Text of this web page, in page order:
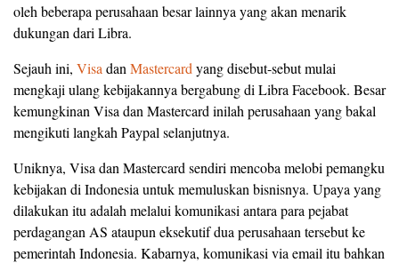
oleh beberapa perusahaan besar lainnya yang akan menarik
dukungan dari Libra.
Sejauh ini, Visa dan Mastercard yang disebut-sebut mulai
mengkaji ulang kebijakannya bergabung di Libra Facebook. Besar
kemungkinan Visa dan Mastercard inilah perusahaan yang bakal
mengikuti langkah Paypal selanjutnya.
Uniknya, Visa dan Mastercard sendiri mencoba melobi pemangku
kebijakan di Indonesia untuk memuluskan bisnisnya. Upaya yang
dilakukan itu adalah melalui komunikasi antara para pejabat
perdagangan AS ataupun eksekutif dua perusahaan tersebut ke
pemerintah Indonesia. Kabarnya, komunikasi via email itu bahkan